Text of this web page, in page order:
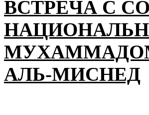
ВСТРЕЧА С
АЛЬ-МИСНЕД